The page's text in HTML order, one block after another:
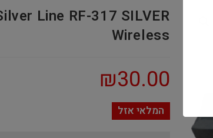
Line RF-317 SILVER
Wireless
₪30.00
המלאי אזל